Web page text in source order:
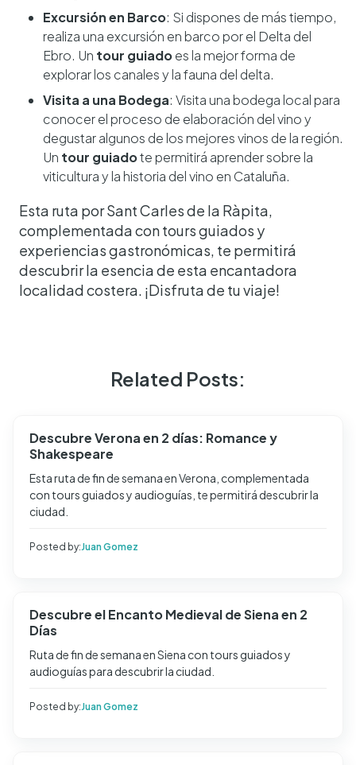
Excursión en Barco: Si dispones de más tiempo,
realiza una excursión en barco por el Delta del
Ebro. Un tour guiadoes la mejor forma de
explorar los canales y la fauna del delta.
Visita a una Bodega: Visita una bodega local para
conocer el proceso de elaboración del vino y
degustar algunos de los mejores vinos de la región.
Un tour guiadote permitirá aprender sobre la
viticultura y la historia del vino en Cataluña.
Esta ruta por Sant Carles de la Ràpita,
complementada con tours guiados y
experiencias gastronómicas, te permitirá
descubrir la esencia de esta encantadora
localidad costera. ¡Disfruta de tu viaje!
Related Posts:
Descubre Verona en 2 días: Romance y
Shakespeare
Esta ruta de fin de semana en Verona, complementada
con tours guiados y audioguías, te permitirá descubrir la
ciudad.
Posted by:Juan Gomez
Descubre el Encanto Medieval de Siena en 2
Días
Ruta de fin de semana en Siena con tours guiados y
audioguías para descubrir la ciudad.
Posted by:Juan Gomez